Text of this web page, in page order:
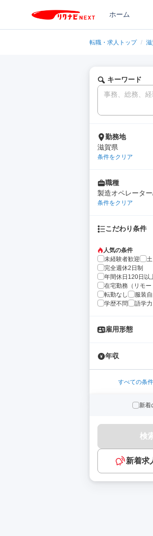
ホーム
転職・求人トップ /
キーワード
勤務地
滋賀県
条件をクリア
職種
製造オペレーター
ジャー
条件をクリア
こだわり条件
人気の条件
未経験者歓迎
完全週休2日制
年間休日120日以
在宅勤務（リモ
転勤なし
服装
学歴不問
語学
雇用形態
年収
すべての条
新着
検
新着求